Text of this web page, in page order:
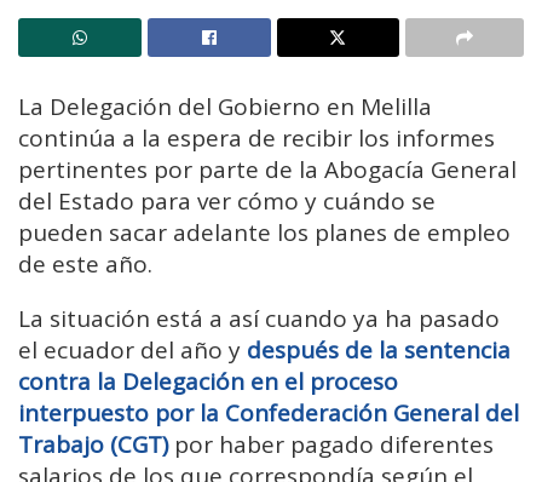
La Delegación del Gobierno en Melilla
continúa a la espera de recibir los informes
pertinentes por parte de la Abogacía General
del Estado para ver cómo y cuándo se
pueden sacar adelante los planes de empleo
de este año.
La situación está a así cuando ya ha pasado
el ecuador del año y después de la sentencia
contra la Delegación en el proceso
interpuesto por la Confederación General del
Trabajo (CGT)por haber pagado diferentes